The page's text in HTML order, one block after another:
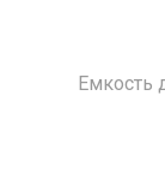
Емкость